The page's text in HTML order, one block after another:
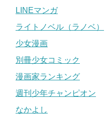
LINEマンガ
ライトノベル（ラノベ）
少女漫画
別冊少女コミック
漫画家ランキング
週刊少年チャンピオン
なかよし